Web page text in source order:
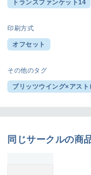
トランスファンケット14
印刷方式
オフセット
その他のタグ
ブリッツウイング×アスト
同じサークルの商